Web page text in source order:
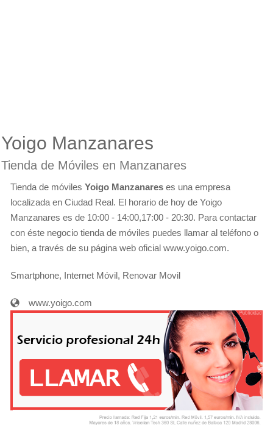
Yoigo Manzanares
Tienda de Móviles en Manzanares
Tienda de móviles Yoigo Manzanares es una empresa
localizada en Ciudad Real. El horario de hoy de Yoigo
Manzanares es de 10:00 - 14:00,17:00 - 20:30. Para contactar
con éste negocio tienda de móviles puedes llamar al teléfono o
bien, a través de su página web oficial www.yoigo.com.
Smartphone, Internet Móvil, Renovar Movil
www.yoigo.com